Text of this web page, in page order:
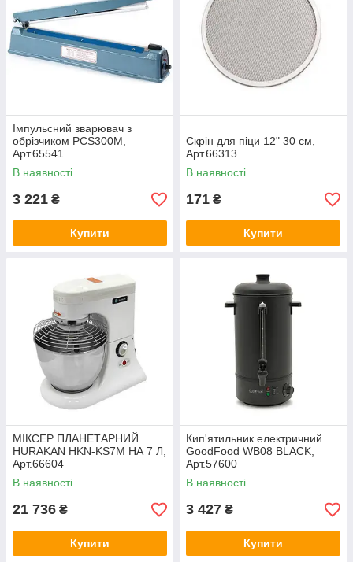
Імпульсний зварювач з
обрізчиком PCS300М,
Арт.65541
В наявності
3 221 ₴
Купити
Скрін для піци 12" 30 см,
Арт.66313
В наявності
171 ₴
Купити
МІКСЕР ПЛАНЕТАРНИЙ
HURAKAN HKN-KS7M НА 7 Л,
Арт.66604
В наявності
21 736 ₴
Купити
Кип'ятильник електричний
GoodFood WB08 BLACK,
Арт.57600
В наявності
3 427 ₴
Купити